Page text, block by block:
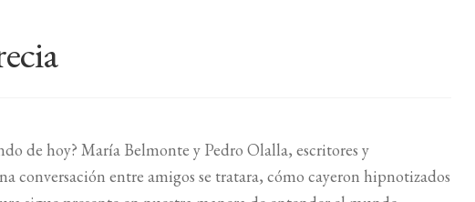
de hoy? María Belmonte y Pedro Olalla, escritores y
conversación entre amigos se tratara, cómo cayeron hipnotizados